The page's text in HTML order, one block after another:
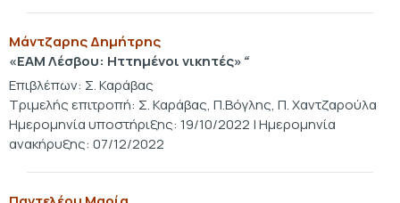
Μάντζαρης Δημήτρης
«ΕΑΜ Λέσβου: Ηττημένοι νικητές»“
Επιβλέπων: Σ. Καράβας
Τριμελής επιτροπή: Σ. Καράβας, Π.Βόγλης, Π. Χαντζαρούλα
Ημερομηνία υποστήριξης: 19/10/2022 | Ημερομηνία
ανακήρυξης: 07/12/2022